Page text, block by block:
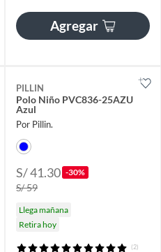
Agregar
PILLIN
Polo Niño PVC836-25AZU
Azul
Por Pillin.
S/ 41.30 -30%
S/ 59
Llega mañana
Retira hoy
(2)